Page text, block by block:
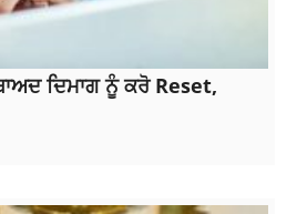
ਦਿਮਾਗ ਨੂੰ ਕਰੋ Reset,